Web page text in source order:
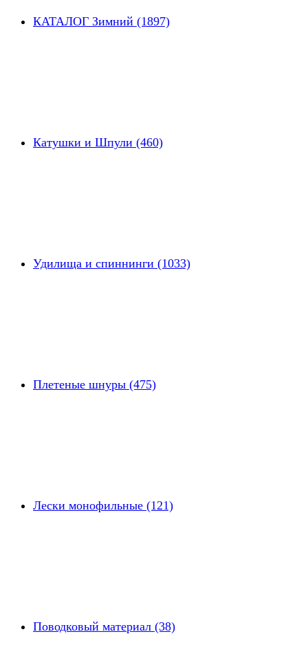
КАТАЛОГ Зимний (1897)
Катушки и Шпули (460)
Удилища и спиннинги (1033)
Плетеные шнуры (475)
Лески монофильные (121)
Поводковый материал (38)